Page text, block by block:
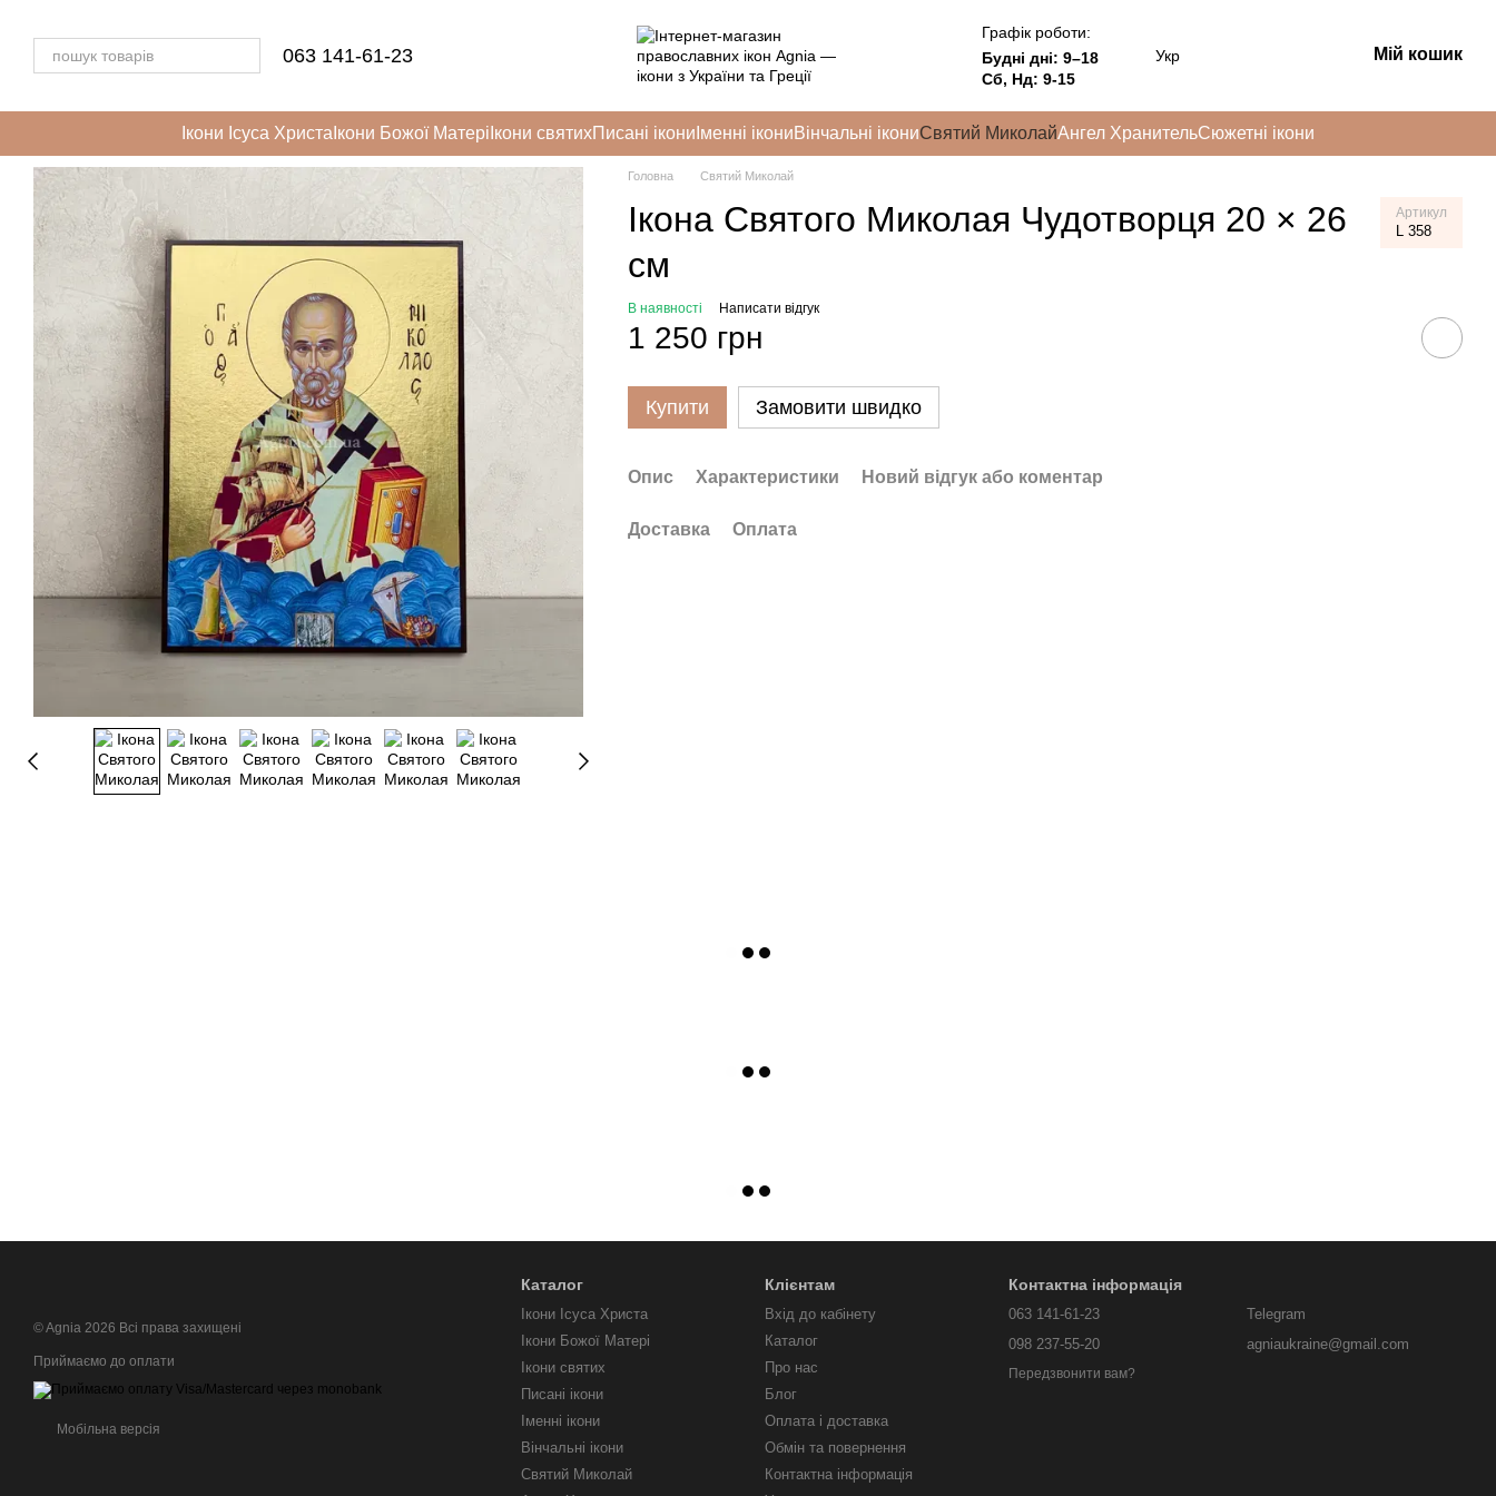
063 141-61-23
Графік роботи:
Будні дні: 9–18
Сб, Нд: 9-15
Укр Мій кошик
Ікони Ісуса Христа Ікони Божої Матері Ікони святихПисані ікони Іменні ікониВінчальні ікониСвятий МиколайАнгел ХранительСюжетні ікони
Головна Святий Миколай
Ікона Святого Миколая Чудотворця 20 × 26
см
Артикул
L 358
В наявності Написати відгук
1 250 грн
Купити Замовити швидко
Опис Характеристики Новий відгук або коментар
Доставка Оплата
© Agnia 2026 Всі права захищені
Приймаємо до оплати
Мобільна версія
Каталог
Ікони Ісуса Христа
Ікони Божої Матері
Ікони святих
Писані ікони
Іменні ікони
Вінчальні ікони
Святий Миколай
Клієнтам
Вхід до кабінету
Каталог
Про нас
Блог
Оплата і доставка
Обмін та повернення
Контактна інформація
Контактна інформація
063 141-61-23
098 237-55-20
Передзвонити вам?
Telegram
agniaukraine@gmail.com